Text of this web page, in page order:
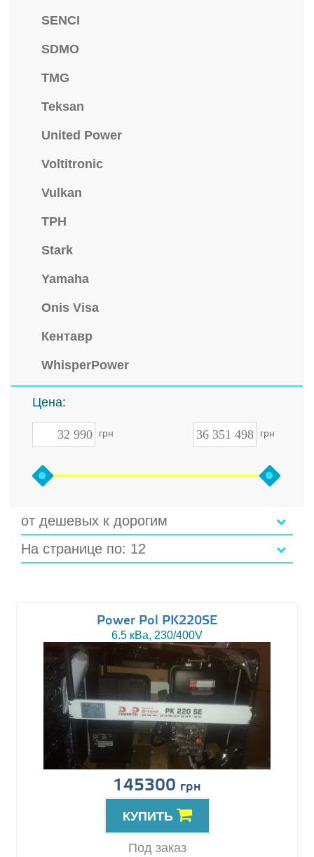
SENCI
SDMO
TMG
Teksan
United Power
Voltitronic
Vulkan
TPH
Stark
Yamaha
Onis Visa
Кентавр
WhisperPower
Цена:
грн грн
от дешевых к дорогим
На странице по: 12
Power Pol PK220SE
6.5 кВа, 230/400V
145300 грн
КУПИТЬ
Под заказ